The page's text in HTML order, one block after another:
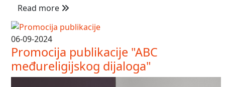
Read more
06-09-2024
Promocija publikacije "ABC
međureligijskog dijaloga"